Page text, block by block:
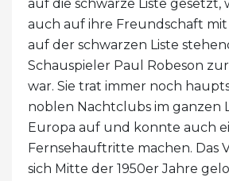
auf die schwarze Liste gesetzt,
auch auf ihre Freundschaft
auf der schwarzen Liste
Schauspieler Paul Robeson
war. Sie trat immer noch
noblen Nachtclubs im ganzen
Europa auf und konnte auch
Fernsehauftritte machen. Das
sich Mitte der 1950er Jahre